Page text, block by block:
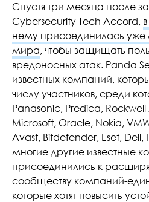
Спустя три месяца после
Cybersecurity Tech Accord,
нему присоединилась уже
мира, чтобы защищать
вредоносных атак. Panda
известных компаний,
числу участников, среди
Panasonic, Predica,
Microsoft, Oracle, Nokia,
Avast, Bitdefender, Eset, Dell,
многие другие известные
присоединились к
сообществу компаний-
которые хотят повысить